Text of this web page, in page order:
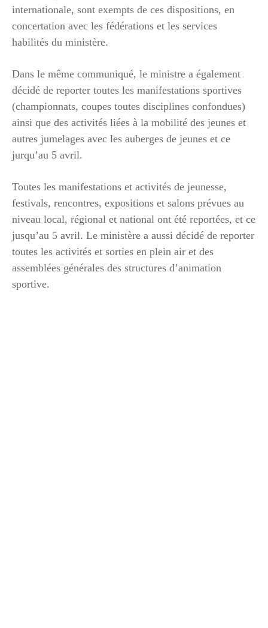
internationale, sont exempts de ces dispositions, en
concertation avec les fédérations et les services
habilités du ministère.
Dans le même communiqué, le ministre a également
décidé de reporter toutes les manifestations sportives
(championnats, coupes toutes disciplines confondues)
ainsi que des activités liées à la mobilité des jeunes et
autres jumelages avec les auberges de jeunes et ce
jurqu’au 5 avril.
Toutes les manifestations et activités de jeunesse,
festivals, rencontres, expositions et salons prévues au
niveau local, régional et national ont été reportées, et ce
jusqu’au 5 avril. Le ministère a aussi décidé de reporter
toutes les activités et sorties en plein air et des
assemblées générales des structures d’animation
sportive.